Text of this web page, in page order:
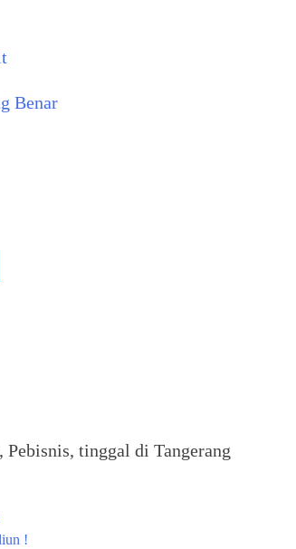
Benar
tinggal di Tangerang
!